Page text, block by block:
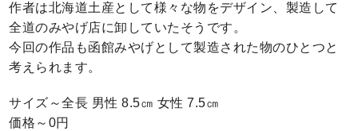
作者は北海道土産として様々な物をデザイン、製造して
全道のみやげ店に卸していたそうです。
今回の作品も函館みやげとして製造された物のひとつと
考えられます。
サイズ～全長 男性 8.5㎝ 女性 7.5㎝
価格～0円